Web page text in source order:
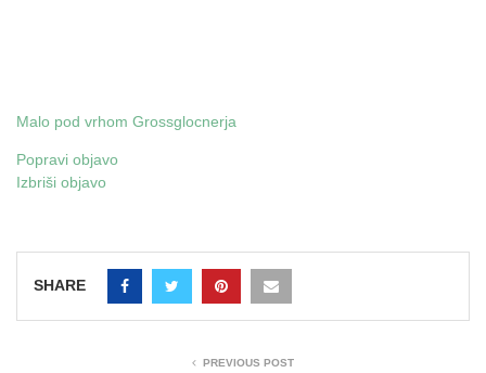
Malo pod vrhom Grossglocnerja
Popravi objavo
Izbriši objavo
SHARE
PREVIOUS POST